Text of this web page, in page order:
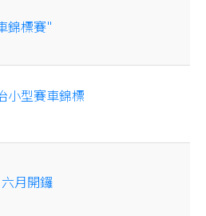
錦標賽"
小型賽車錦標
月開鑼